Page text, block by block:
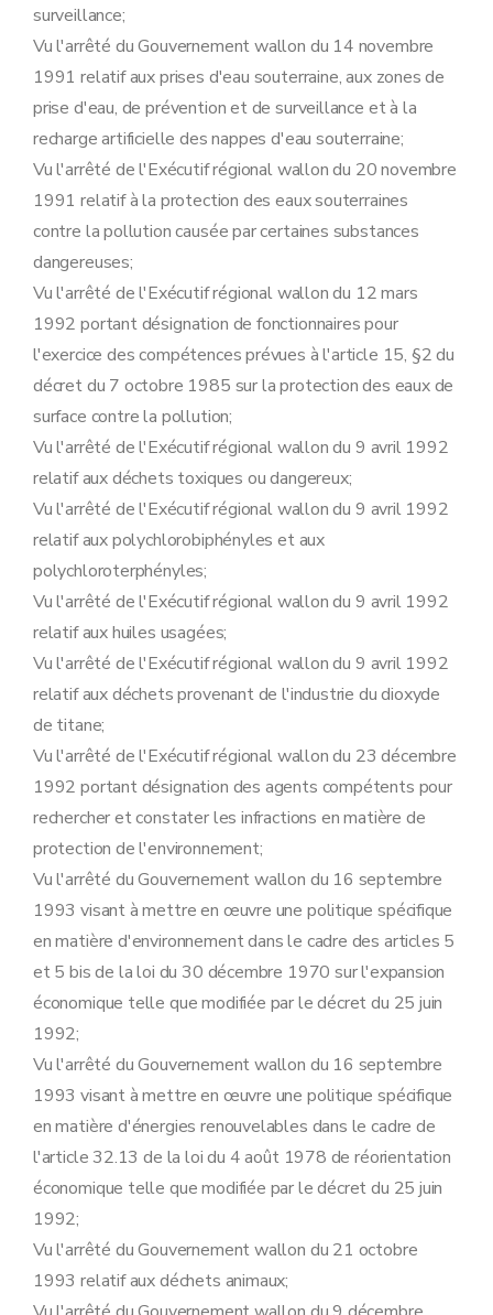
Art. 70
Art. 71
Sous-section 2
Modalités du recours prévu à l'article 41 du décret contre les conditions complémentaires éventuelles
Art. 72
Art. 73
Art. 74
Art. 75
Sous-section 3 Tenue des registres des déclarations
Art. 76
Art. 77
Section 5 Sûreté visée à l'article 55 du décret
Sous-section première
Art. 78
Art. 79
Sous-section 2 Modalités de constitution de la sûreté
Art. 80
Art. 81
Art. 82
Modalités de libération de la sûreté
Art. 83
Art. 84
Sous-section 4
Art. 85
Art. 86
Section 6
Procédure de prolongation de la durée de validité d'un permis d'environnement accordé pour un établissement temporaire visée à l'article 52 du décret
Art. 87
Art. 88
Art. 89
Section 7 Mesures de police administrative
Sous-section première
Art. 90
Art. 91
Art. 92
Art. 95
Sous-section 2 (Modalités de la procédure visée aux articles 65, §1
Art. 95bis
Art. 95ter
Art. 95quater
Art. 95sexies
Art. 95septies
Art. 95novies
Art. 95decies
Art. 96bis
Sous-section 2
Art. 97bis
Sous-section 3 Modalités du recours contre les mesures de sécurité, visé à l'article 71, §4 et §5, du décret
Art. 98
Art. 99
Art. 100
Art. 101
Art. 102
Art. 104
Art. 105
Art. 106
Sous-section 4 Modalités de perception des amendes administratives visées à l'article 76 du décret
surveillance;
Vu l'arrêté du Gouvernement wallon du 14 novembre
1991 relatif aux prises d'eau souterraine, aux zones de
prise d'eau, de prévention et de surveillance et à la
recharge artificielle des nappes d'eau souterraine;
Vu l'arrêté de l'Exécutif régional wallon du 20 novembre
1991 relatif à la protection des eaux souterraines
contre la pollution causée par certaines substances
dangereuses;
Vu l'arrêté de l'Exécutif régional wallon du 12 mars
1992 portant désignation de fonctionnaires pour
l'exercice des compétences prévues à l'article 15, §2 du
décret du 7 octobre 1985 sur la protection des eaux de
surface contre la pollution;
Vu l'arrêté de l'Exécutif régional wallon du 9 avril 1992
relatif aux déchets toxiques ou dangereux;
Vu l'arrêté de l'Exécutif régional wallon du 9 avril 1992
relatif aux polychlorobiphényles et aux
polychloroterphényles;
Vu l'arrêté de l'Exécutif régional wallon du 9 avril 1992
relatif aux huiles usagées;
Vu l'arrêté de l'Exécutif régional wallon du 9 avril 1992
relatif aux déchets provenant de l'industrie du dioxyde
de titane;
Vu l'arrêté de l'Exécutif régional wallon du 23 décembre
1992 portant désignation des agents compétents pour
rechercher et constater les infractions en matière de
protection de l'environnement;
Vu l'arrêté du Gouvernement wallon du 16 septembre
1993 visant à mettre en œuvre une politique spécifique
en matière d'environnement dans le cadre des articles 5
et 5 bis de la loi du 30 décembre 1970 sur l'expansion
économique telle que modifiée par le décret du 25 juin
1992;
Vu l'arrêté du Gouvernement wallon du 16 septembre
1993 visant à mettre en œuvre une politique spécifique
en matière d'énergies renouvelables dans le cadre de
l'article 32.13 de la loi du 4 août 1978 de réorientation
économique telle que modifiée par le décret du 25 juin
1992;
Vu l'arrêté du Gouvernement wallon du 21 octobre
1993 relatif aux déchets animaux;